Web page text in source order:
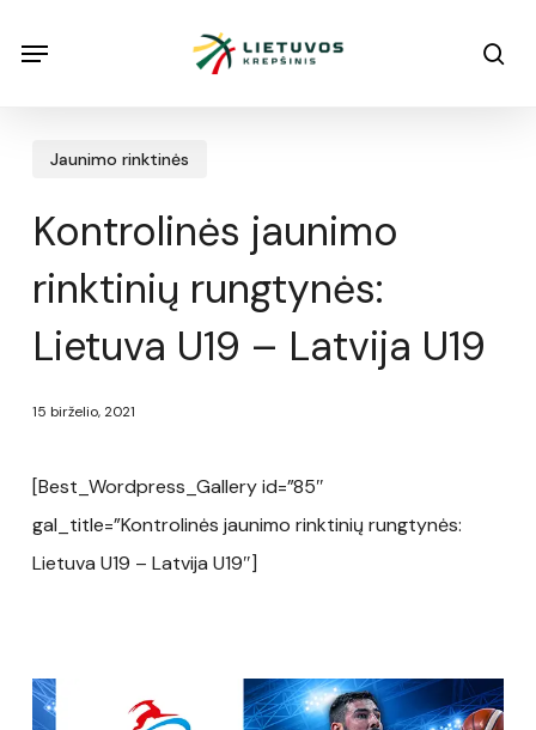
Menu
Jaunimo rinktinės
Kontrolinės jaunimo
rinktinių rungtynės:
Lietuva U19 – Latvija U19
15 birželio, 2021
[Best_Wordpress_Gallery id=”85″
gal_title=”Kontrolinės jaunimo rinktinių rungtynės:
Lietuva U19 – Latvija U19″]